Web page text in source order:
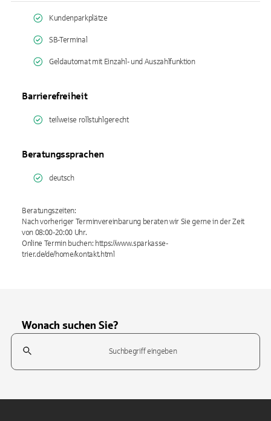
Kundenparkplätze
SB-Terminal
Geldautomat mit Einzahl- und Auszahlfunktion
Barrierefreiheit
teilweise rollstuhlgerecht
Beratungssprachen
deutsch
Beratungszeiten:
Nach vorheriger Terminvereinbarung beraten wir Sie gerne in der Zeit
von 08:00-20:00 Uhr.
Online Termin buchen: https://www.sparkasse-
trier.de/de/home/kontakt.html
Wonach suchen Sie?
Suchfeld